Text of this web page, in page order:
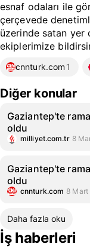
esnaf odaları ile
çerçevede
üzerinde satan yer
ekiplerimize
cnnturk.com 1
Diğer konular
Gaziantep'te
oldu
milliyet.com.tr 8
Gaziantep'te
oldu
cnnturk.com 8 Mart
Daha fazla oku
İş haberleri